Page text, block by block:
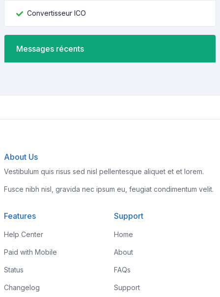
Convertisseur ICO
Messages récents
About Us
Vestibulum quis risus sed nisl pellentesque aliquet et et lorem.
Fusce nibh nisl, gravida nec ipsum eu, feugiat condimentum velit.
Features
Help Center
Paid with Mobile
Status
Changelog
Support
Home
About
FAQs
Support